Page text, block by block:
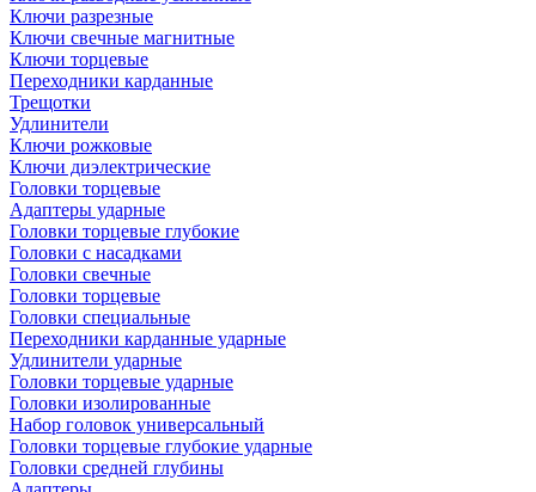
Ключи разрезные
Ключи свечные магнитные
Ключи торцевые
Переходники карданные
Трещотки
Удлинители
Ключи рожковые
Ключи диэлектрические
Головки торцевые
Адаптеры ударные
Головки торцевые глубокие
Головки с насадками
Головки свечные
Головки торцевые
Головки специальные
Переходники карданные ударные
Удлинители ударные
Головки торцевые ударные
Головки изолированные
Набор головок универсальный
Головки торцевые глубокие ударные
Головки средней глубины